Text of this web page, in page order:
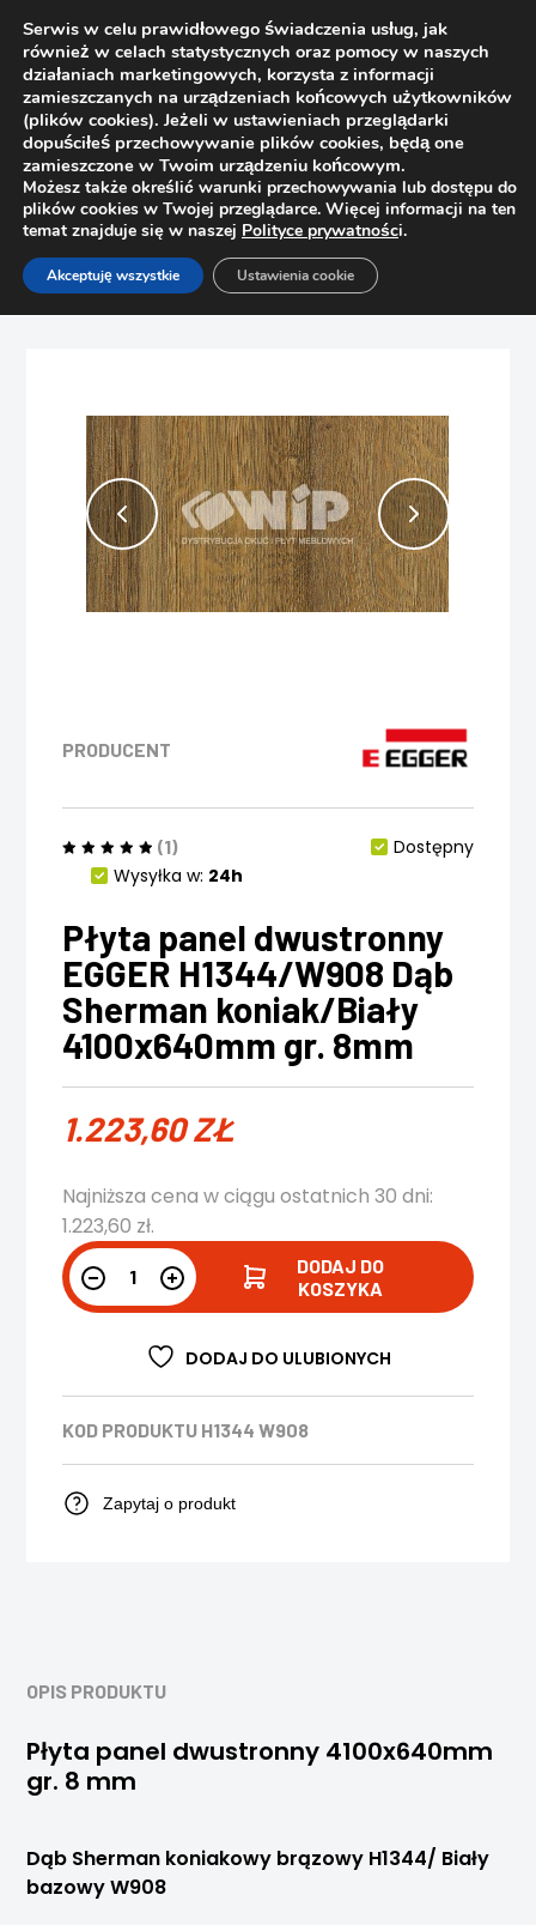
Strona główna Sklep
Płyty
Płyta panel dwustronny EGGER H1344/W908 Dąb Sherman
PRODUCENT
(1)
Dostępny
Wysyłka w: 24h
Płyta panel dwustronny
EGGER H1344/W908 Dąb
Sherman koniak/Biały
4100x640mm gr. 8mm
1.223,60ZŁ
Najniższa cena w ciągu ostatnich 30 dni:
1.223,60 zł.
DODAJ DO
KOSZYKA
DODAJ DO ULUBIONYCH
KOD PRODUKTU H1344 W908
Zapytaj o produkt
OPIS PRODUKTU
Płyta panel dwustronny 4100x640mm
gr. 8 mm
Dąb Sherman koniakowy brązowy H1344/ Biały
bazowy W908
Serwis w celu prawidłowego świadczenia usług, jak
również w celach statystycznych oraz pomocy w naszych
działaniach marketingowych, korzysta z informacji
zamieszczanych na urządzeniach końcowych użytkowników
(plików cookies). Jeżeli w ustawieniach przeglądarki
dopuściłeś przechowywanie plików cookies, będą one
zamieszczone w Twoim urządzeniu końcowym.
Możesz także określić warunki przechowywania lub dostępu do
plików cookies w Twojej przeglądarce. Więcej informacji na ten
temat znajduje się w naszej Polityce prywatności.
Akceptuję wszystkie Ustawienia cookie